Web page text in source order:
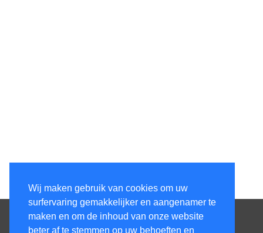
Wij maken gebruik van cookies om uw
surfervaring gemakkelijker en aangenamer te
maken en om de inhoud van onze website
beter af te stemmen op uw behoeften en
Contacteer ons